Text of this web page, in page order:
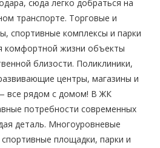
сюда легко добраться на
транспорте. Торговые и
спортивные комплексы и парки
комфортной жизни объекты
близости. Поликлиники,
центры, магазины и
все рядом с домом! В ЖК
потребности современных
деталь. Многоуровневые
площадки, парки и